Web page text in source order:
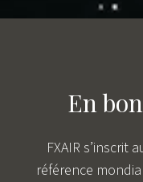
En
FXAIR s’inscrit
référence